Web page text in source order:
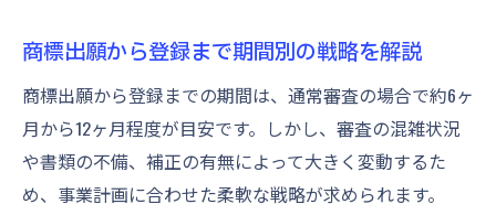
とは
商標登録の流れと審査待ちの注意点
商標出願から登録までの流れを分かりやす
く解説
商標審査待ち期間中に注意すべきポイント
商標出願から登録まで期間別の戦略を解説
商標出願から登録までの期間は、通常審査の場合で約6ヶ
月から12ヶ月程度が目安です。しかし、審査の混雑状況
や書類の不備、補正の有無によって大きく変動するた
め、事業計画に合わせた柔軟な戦略が求められます。